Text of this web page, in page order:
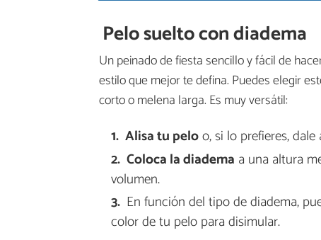
Pelo suelto con diadema
Un peinado de fiesta sencillo y fácil de
estilo que mejor te defina. Puedes elegir
corto o melena larga. Es muy versátil:
Alisa tu peloo, si lo prefieres,
Coloca la diadema a una altura
volumen.
En función del tipo de diadema,
color de tu pelo para disimular.